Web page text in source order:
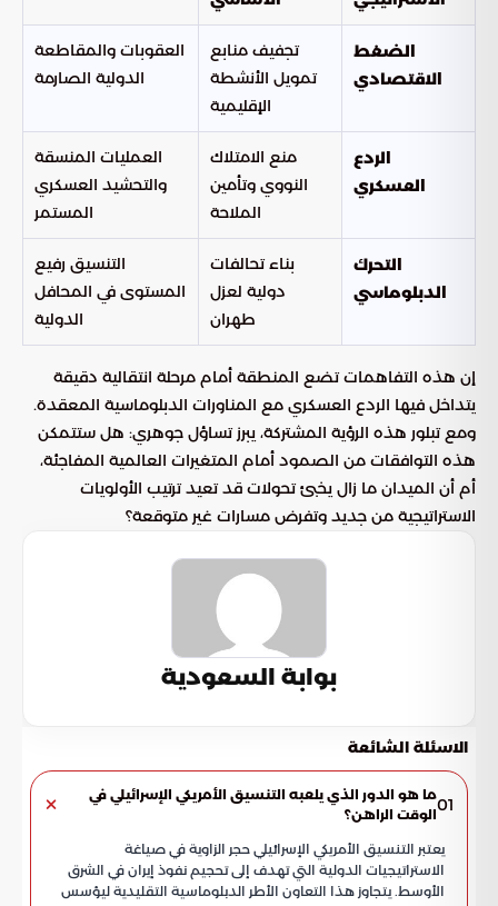
الضغط
الاقتصادي
تجفيف منابع
تمويل الأنشطة
الإقليمية
العقوبات والمقاطعة
الدولية الصارمة
الردع
العسكري
منع الامتلاك
النووي وتأمين
الملاحة
العمليات المنسقة
والتحشيد العسكري
المستمر
التحرك
الدبلوماسي
بناء تحالفات
دولية لعزل
طهران
التنسيق رفيع
المستوى في المحافل
الدولية
إن هذه التفاهمات تضع المنطقة أمام مرحلة انتقالية دقيقة
يتداخل فيها الردع العسكري مع المناورات الدبلوماسية المعقدة.
ومع تبلور هذه الرؤية المشتركة، يبرز تساؤل جوهري: هل ستتمكن
هذه التوافقات من الصمود أمام المتغيرات العالمية المفاجئة،
أم أن الميدان ما زال يخبئ تحولات قد تعيد ترتيب الأولويات
الاستراتيجية من جديد وتفرض مسارات غير متوقعة؟
بوابة السعودية
الاسئلة الشائعة
01ما هو الدور الذي يلعبه التنسيق الأمريكي الإسرائيلي في
الوقت الراهن؟
يعتبر التنسيق الأمريكي الإسرائيلي حجر الزاوية في صياغة
الاستراتيجيات الدولية التي تهدف إلى تحجيم نفوذ إيران في الشرق
الأوسط. يتجاوز هذا التعاون الأطر الدبلوماسية التقليدية ليؤسس